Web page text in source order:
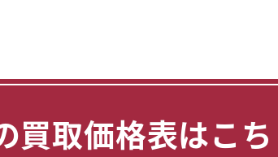
買取価格表はこ